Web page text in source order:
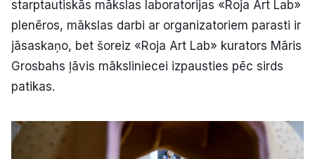
starptautiskās mākslas laboratorijas «Roja Art Lab»
plenēros, mākslas darbi ar organizatoriem parasti ir
jāsaskaņo, bet šoreiz «Roja Art Lab» kurators Māris
Grosbahs ļāvis māksliniecei izpausties pēc sirds
patikas.